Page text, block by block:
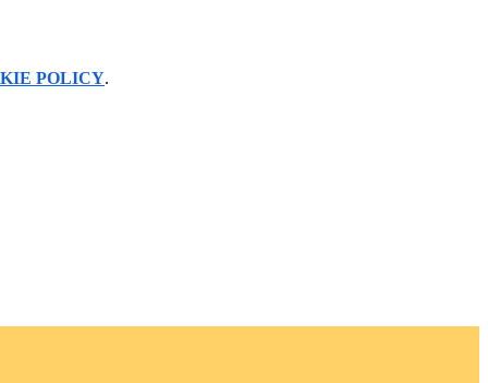
POLICY.